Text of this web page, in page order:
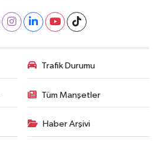
Trafik Durumu
Tüm Manşetler
Haber Arşivi